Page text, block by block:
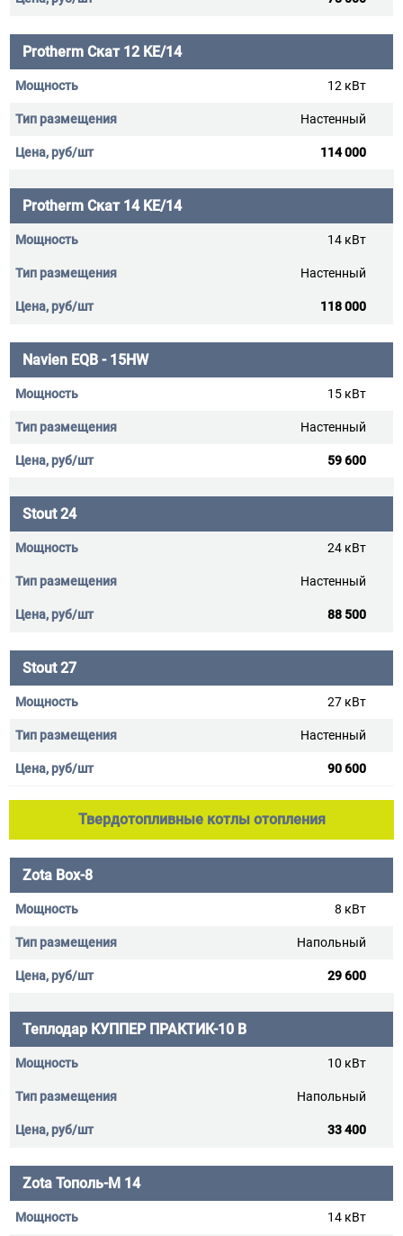
Protherm Скат 12 KE/14
12 кВт
Настенный
114 000
Protherm Скат 14 KE/14
14 кВт
Настенный
118 000
Navien EQB - 15HW
15 кВт
Настенный
59 600
Stout 24
24 кВт
Настенный
88 500
Stout 27
27 кВт
Настенный
90 600
Твердотопливные котлы отопления
Zota Box-8
8 кВт
Напольный
29 600
Теплодар КУППЕР ПРАКТИК-10 В
10 кВт
Напольный
33 400
Zota Тополь-М 14
14 кВт